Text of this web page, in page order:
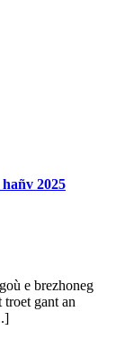
2025
e brezhoneg
gant an